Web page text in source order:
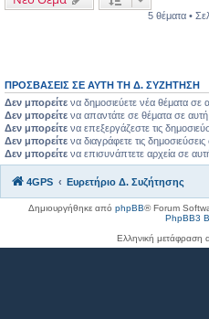
5 θέματα •
ΠΡΟΣΒΆΣΕΙΣ ΣΕ ΑΥΤΉ ΤΗ Δ. ΣΥΖΉΤΗΣΗ
Δεν μπορείτε να δημοσιεύετε νέα θέματα σε
Δεν μπορείτε να απαντάτε σε θέματα σε
Δεν μπορείτε να επεξεργάζεστε τις
Δεν μπορείτε να διαγράφετε τις
Δεν μπορείτε να επισυνάπτετε αρχεία σε
4GPS Ευρετήριο Δ. Συζήτησης
Δημιουργήθηκε από phpBB® Forum
PhpBB3
Ελληνική μετάφραση